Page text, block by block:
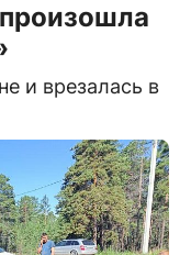
и врезалась в